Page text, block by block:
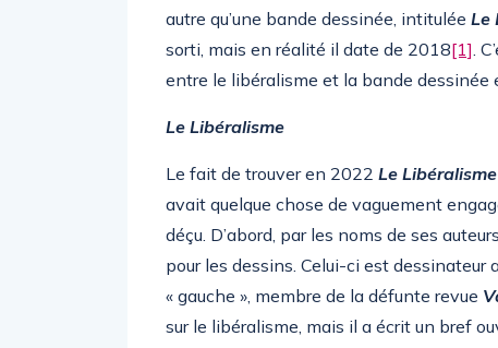
autre qu’une bande dessinée, intitulée Le
sorti, mais en réalité il date de 2018[1] .
entre le libéralisme et la bande dessinée
Le Libéralisme
Le fait de trouver en 2022 Le Libéralisme
avait quelque chose de vaguement
déçu. D’abord, par les noms de ses
pour les dessins. Celui-ci est dessinateur
« gauche », membre de la défunte revue
sur le libéralisme, mais il a écrit un bref